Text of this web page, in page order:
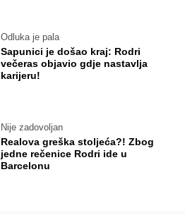
Odluka je pala
Sapunici je došao kraj: Rodri
večeras objavio gdje nastavlja
karijeru!
Nije zadovoljan
Realova greška stoljeća?! Zbog
jedne rečenice Rodri ide u
Barcelonu